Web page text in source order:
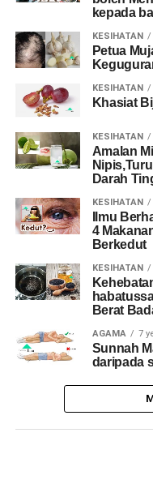
kepada
KESIHATAN
Petua
KESIHATAN
Khasiat
KESIHATAN
Amalan
Darah
KESIHATAN
Ilmu
4
Berkedut
KESIHATAN
Berat
AGAMA 7
Sunnah
daripada